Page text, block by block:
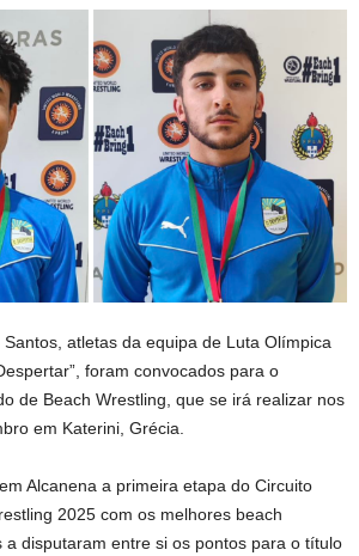
atletas da equipa de Luta Olímpica
foram convocados para o
de Beach Wrestling, que se irá realizar nos
em Katerini, Grécia.
Alcanena a primeira etapa do Circuito
2025 com os melhores beach
a disputaram entre si os pontos para o título